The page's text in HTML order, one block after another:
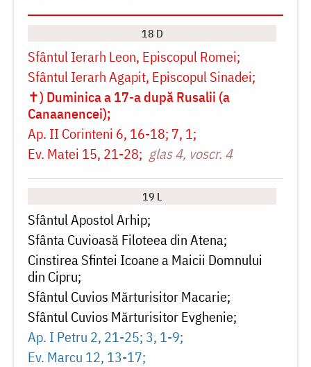
18 D
Sfântul Ierarh Leon, Episcopul Romei
Sfântul Ierarh Agapit, Episcopul Sinadei
✝) Duminica a 17-a după Rusalii (a
Canaanencei)
Ap. II Corinteni 6, 16-18; 7, 1
Ev. Matei 15, 21-28
glas 4, voscr. 4
19 L
Sfântul Apostol Arhip
Sfânta Cuvioasă Filoteea din Atena
Cinstirea Sfintei Icoane a Maicii Domnului
din Cipru
Sfântul Cuvios Mărturisitor Macarie
Sfântul Cuvios Mărturisitor Evghenie
Ap. I Petru 2, 21-25; 3, 1-9
Ev. Marcu 12, 13-17